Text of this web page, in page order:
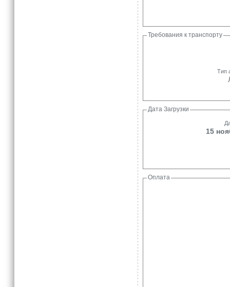
Требования к транспорту
Тип
Дата Загрузки
15
Оплата